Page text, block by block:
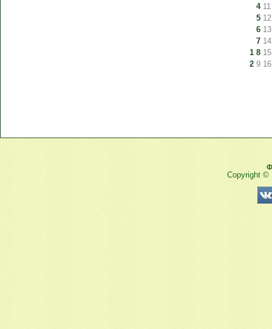
4 11
5 12
6 13
7 14
1 8 15
2 9 16
Copyright ©